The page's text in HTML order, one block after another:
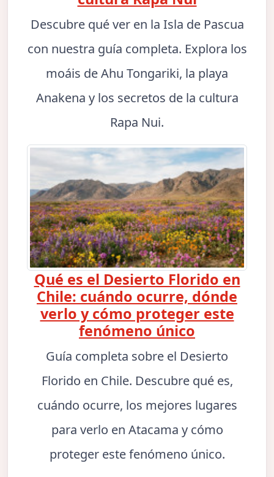
Descubre qué ver en la Isla de Pascua
con nuestra guía completa. Explora los
moáis de Ahu Tongariki, la playa
Anakena y los secretos de la cultura
Rapa Nui.
Qué es el Desierto Florido en
Chile: cuándo ocurre, dónde
verlo y cómo proteger este
fenómeno único
Guía completa sobre el Desierto
Florido en Chile. Descubre qué es,
cuándo ocurre, los mejores lugares
para verlo en Atacama y cómo
proteger este fenómeno único.